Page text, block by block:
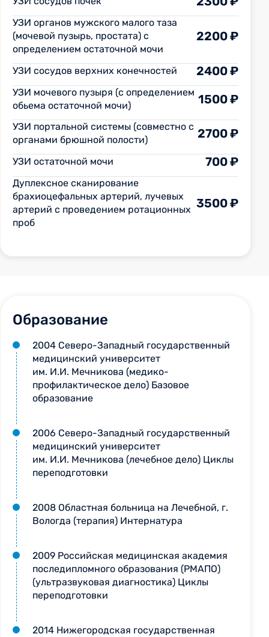
УЗИ органов мужского малого таза
(мочевой пузырь, простата) с
определением остаточной мочи
2200 ₽
УЗИ сосудов верхних конечностей 2400 ₽
УЗИ мочевого пузыря (с определением
обьема остаточной мочи)
1500 ₽
УЗИ портальной системы (совместно с
органами брюшной полости)
2700 ₽
УЗИ остаточной мочи 700 ₽
Дуплексное сканирование
брахиоцефальных артерий, лучевых
артерий с проведением ротационных
проб
3500 ₽
Образование
2004 Северо-Западный государственный
медицинский университет
им. И.И. Мечникова (медико-
профилактическое дело) Базовое
образование
2006 Северо-Западный государственный
медицинский университет
им. И.И. Мечникова (лечебное дело) Циклы
переподготовки
2008 Областная больница на Лечебной, г.
Вологда (терапия) Интернатура
2009 Российская медицинская академия
последипломного образования (РМАПО)
(ультразвуковая диагностика) Циклы
переподготовки
2014 Нижегородская государственная